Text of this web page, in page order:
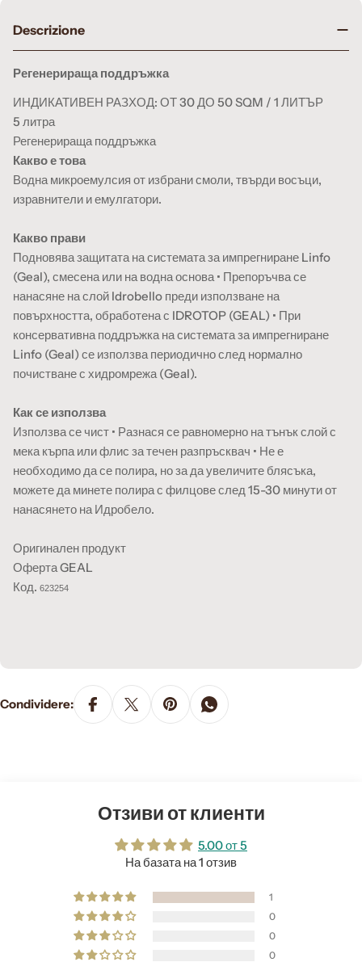
Descrizione
Регенерираща поддръжка
ИНДИКАТИВЕН РАЗХОД: ОТ 30 ДО 50 SQM / 1 ЛИТЪР
5 литра
Регенерираща поддръжка
Какво е това
Водна микроемулсия от избрани смоли, твърди восъци,
изравнители и емулгатори.
Какво прави
Подновява защитата на системата за импрегниране Linfo
(Geal), смесена или на водна основа • Препоръчва се
нанасяне на слой Idrobello преди използване на
повърхността, обработена с IDROTOP (GEAL) • При
консервативна поддръжка на системата за импрегниране
Linfo (Geal) се използва периодично след нормално
почистване с хидромрежа (Geal).
Как се използва
Използва се чист • Разнася се равномерно на тънък слой с
мека кърпа или флис за течен разпръсквач • Не е
необходимо да се полира, но за да увеличите блясъка,
можете да минете полира с филцове след 15-30 минути от
нанасянето на Идробело.
Оригинален продукт
Оферта GEAL
Код. 623254
Condividere:
Отзиви от клиенти
5.00 от 5
На базата на 1 отзив
1
0
0
0